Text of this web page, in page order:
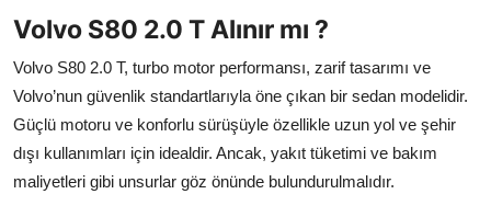
Volvo S80 2.0 T Alınır mı ?
Volvo S80 2.0 T, turbo motor performansı, zarif tasarımı ve
Volvo’nun güvenlik standartlarıyla öne çıkan bir sedan modelidir.
Güçlü motoru ve konforlu sürüşüyle özellikle uzun yol ve şehir
dışı kullanımları için idealdir. Ancak, yakıt tüketimi ve bakım
maliyetleri gibi unsurlar göz önünde bulundurulmalıdır.